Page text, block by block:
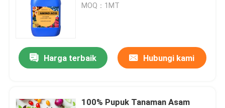
MOQ：1MT
Harga terbaik Hubungi kami
100% Pupuk Tanaman Asam